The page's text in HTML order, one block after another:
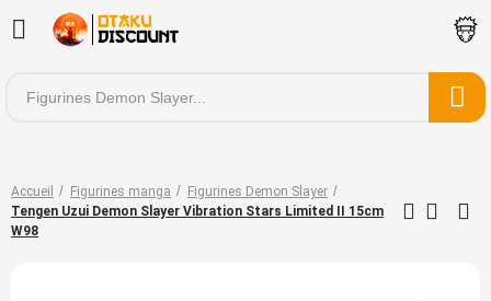
Accueil Figurines manga
Figurines Demon Slayer
Tengen Uzui Demon Slayer Vibration Stars Limited II 15cm
W98